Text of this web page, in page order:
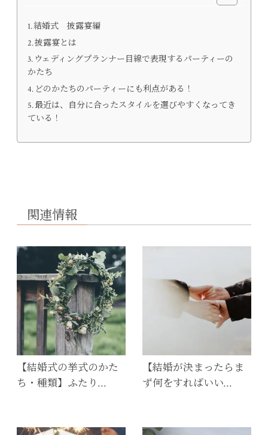
結婚式 披露宴編
披露宴とは
ウェディングプランナー目線で表現するパーティーの
かたち
どのかたちのパーティーにも利点がある！
最近は、自分に合ったスタイルを選びやすくなってき
ている！
関連情報
【結婚式の挙式のかた
ち・種類】ふたり…
【結婚が決まったらま
ず何をすればいい…